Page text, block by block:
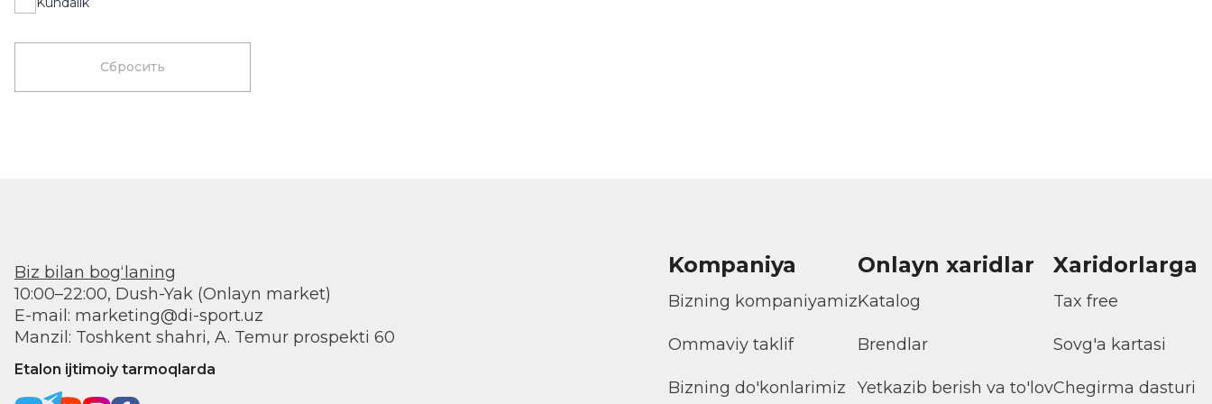
Сбросить
Biz bilan bogʻlaning
10:00–22:00, Dush-Yak (Onlayn market)
E-mail: marketing@di-sport.uz
Manzil: Toshkent shahri, A. Temur prospekti 60
Etalon ijtimoiy tarmoqlarda
Kompaniya
Bizning kompaniyamiz
Ommaviy taklif
Bizning do'konlarimiz
Onlayn xaridlar
Katalog
Brendlar
Yetkazib berish va to'lov
Xaridorlarga
Tax free
Sovg'a kartasi
Chegirma dasturi